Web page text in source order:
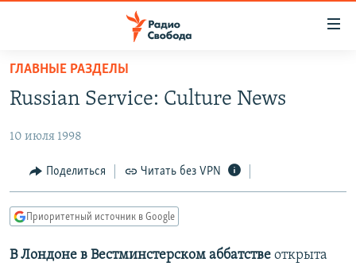
упрощенного
доступа
содержанию
Вернутся
навигации
АВТОРСКИЕ ПРОЕКТЫ
ЦИТАТЫ СВОБОДЫ
КУЛЬТУРА
IDEL.РЕАЛИИ
ГЛАВНЫЕ РАЗДЕЛЫ
Russian Service: Culture News
10 июля 1998
Поделиться Читать без VPN
Приоритетный источник в Google
В Лондоне в Вестминстерском аббатстве открыта